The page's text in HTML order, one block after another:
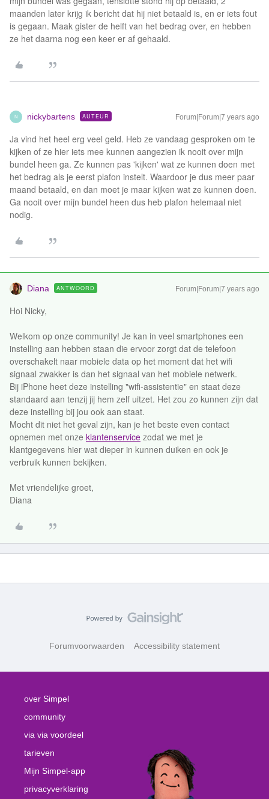
maanden later krijg ik bericht dat hij niet betaald is, en er iets fout
is gegaan. Maak gister de helft van het bedrag over, en hebben
ze het daarna nog een keer er af gehaald.
N nickybartens AUTEUR Forum|Forum|7 years ago
Ja vind het heel erg veel geld. Heb ze vandaag gesproken om te
kijken of ze hier iets mee kunnen aangezien ik nooit over mijn
bundel heen ga. Ze kunnen pas 'kijken' wat ze kunnen doen met
het bedrag als je eerst plafon instelt. Waardoor je dus meer paar
maand betaald, en dan moet je maar kijken wat ze kunnen doen.
Ga nooit over mijn bundel heen dus heb plafon helemaal niet
nodig.
Diana ANTWOORD Forum|Forum|7 years ago
Hoi Nicky,
Welkom op onze community! Je kan in veel smartphones een
instelling aan hebben staan die ervoor zorgt dat de telefoon
overschakelt naar mobiele data op het moment dat het wifi
signaal zwakker is dan het signaal van het mobiele netwerk.
Bij iPhone heet deze instelling "wifi-assistentie" en staat deze
standaard aan tenzij jij hem zelf uitzet. Het zou zo kunnen zijn dat
deze instelling bij jou ook aan staat.
Mocht dit niet het geval zijn, kan je het beste even contact
opnemen met onze klantenservice zodat we met je
klantgegevens hier wat dieper in kunnen duiken en ook je
verbruik kunnen bekijken.
Met vriendelijke groet,
Diana
Forumvoorwaarden Accessibility statement
over Simpel
community
via via voordeel
tarieven
Mijn Simpel-app
privacyverklaring